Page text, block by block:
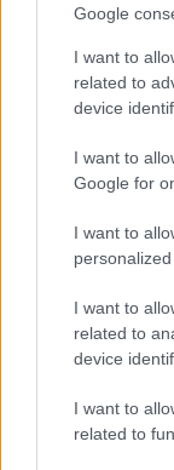
Google
I want to
related to
device
I want to
Google for
I want to
personalized
I want to
related to
device
I want to
related to